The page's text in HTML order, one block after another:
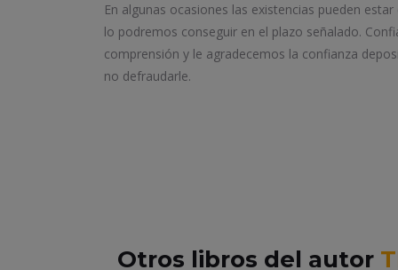
En algunas ocasiones las existencias pueden
lo podremos conseguir en el plazo señalado.
comprensión y le agradecemos la confianza
no defraudarle.
Otros libros del autor